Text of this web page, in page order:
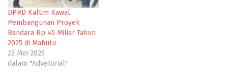
DPRD Kaltim Kawal
Pembangunan Proyek
Bandara Rp 45 Miliar Tahun
2025 di Mahulu
22 Mei 2025
dalam "Advetorial"